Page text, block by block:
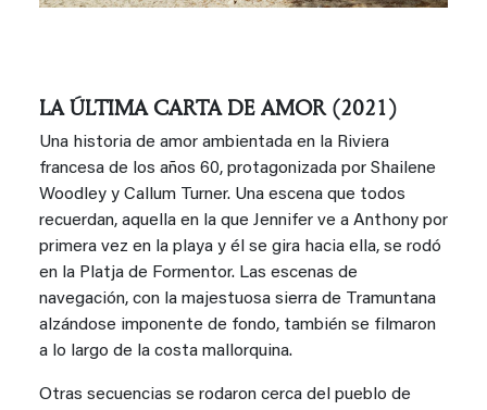
LA ÚLTIMA CARTA DE AMOR (2021)
Una historia de amor ambientada en la Riviera
francesa de los años 60, protagonizada por Shailene
Woodley y Callum Turner. Una escena que todos
recuerdan, aquella en la que Jennifer ve a Anthony por
primera vez en la playa y él se gira hacia ella, se rodó
en la Platja de Formentor. Las escenas de
navegación, con la majestuosa sierra de Tramuntana
alzándose imponente de fondo, también se filmaron
a lo largo de la costa mallorquina.
Otras secuencias se rodaron cerca del pueblo de